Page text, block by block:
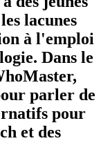
lacunes
à l'emploi
Dans le
parler de
pour
et des